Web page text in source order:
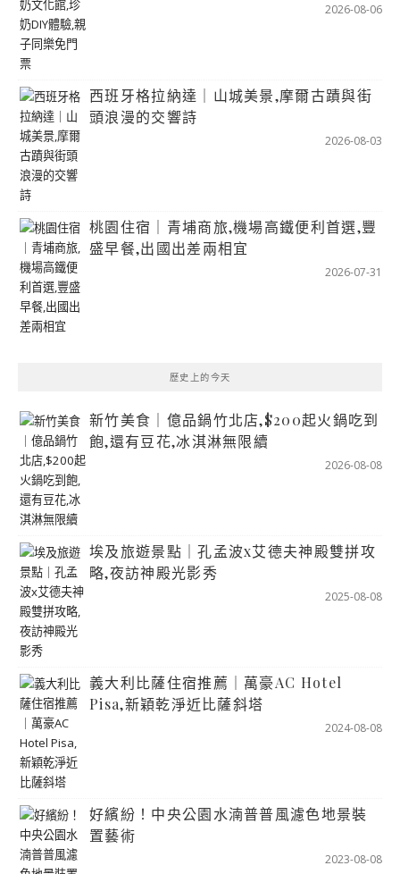
2026-08-06
西班牙格拉納達｜山城美景,摩爾古蹟與街
頭浪漫的交響詩
2026-08-03
桃園住宿｜青埔商旅,機場高鐵便利首選,豐
盛早餐,出國出差兩相宜
2026-07-31
歷史上的今天
新竹美食｜億品鍋竹北店,$200起火鍋吃到
飽,還有豆花,冰淇淋無限續
2026-08-08
埃及旅遊景點｜孔孟波x艾德夫神殿雙拼攻
略,夜訪神殿光影秀
2025-08-08
義大利比薩住宿推薦｜萬豪AC Hotel
Pisa,新穎乾淨近比薩斜塔
2024-08-08
好繽紛！中央公園水湳普普風濾色地景裝
置藝術
2023-08-08